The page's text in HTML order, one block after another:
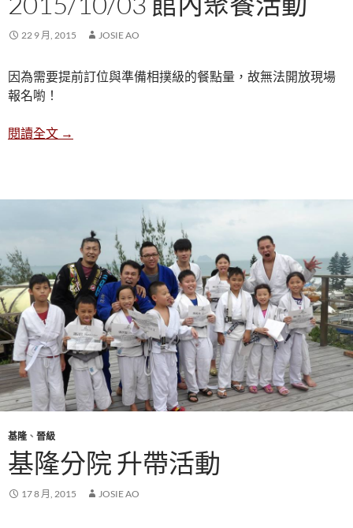
22 9 月, 2015 JOSIE AO
因為需要提前訂位與準備相撲級的餐點量，故無法開放現場
報名喲！
閱讀全文 2015/10/03 館內聚餐活動
→
基隆、 晉級
基隆分院 升帶活動
17 8 月, 2015 JOSIE AO